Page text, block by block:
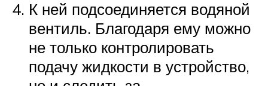
К ней подсоединяется водяной
вентиль. Благодаря ему можно
не только контролировать
подачу жидкости в устройство,